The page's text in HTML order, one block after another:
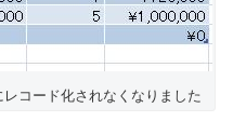
コード化されなくなりました